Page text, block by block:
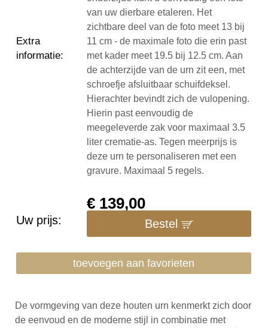
Extra
informatie:
van uw dierbare etaleren. Het
zichtbare deel van de foto meet 13 bij
11 cm - de maximale foto die erin past
met kader meet 19.5 bij 12.5 cm. Aan
de achterzijde van de urn zit een, met
schroefje afsluitbaar schuifdeksel.
Hierachter bevindt zich de vulopening.
Hierin past eenvoudig de
meegeleverde zak voor maximaal 3.5
liter crematie-as. Tegen meerprijs is
deze urn te personaliseren met een
gravure. Maximaal 5 regels.
Uw prijs:
€ 139,00
Bestel
toevoegen aan favorieten
De vormgeving van deze houten urn kenmerkt zich door
de eenvoud en de moderne stijl in combinatie met